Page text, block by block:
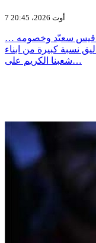
7 أوت 2026، 20:45
قيس سعيّد وخصومه …
نسبة كبيرة من ابناء
شعبنا الكريم على…